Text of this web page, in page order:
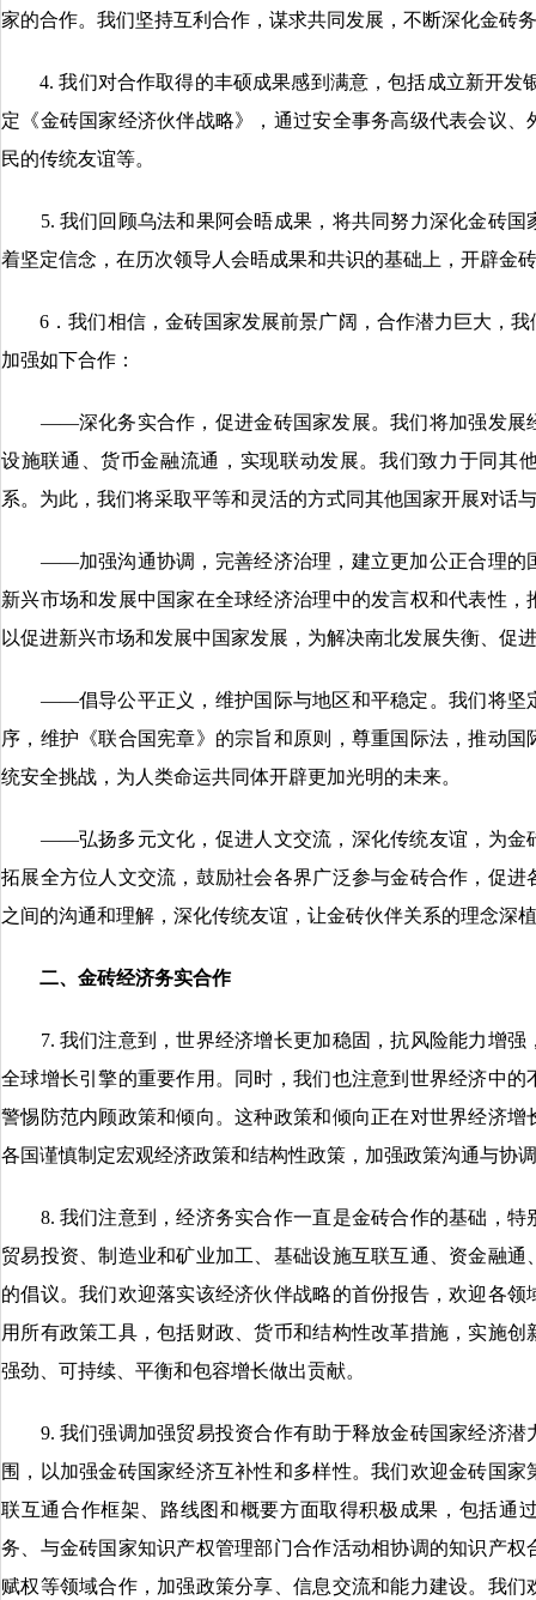
家的合作。我们坚持互利合作，谋求共同发展，不断深化金砖
4. 我们对合作取得的丰硕成果感到满意，包括成立新开发
定《金砖国家经济伙伴战略》，通过安全事务高级代表会议
民的传统友谊等。
5. 我们回顾乌法和果阿会晤成果，将共同努力深化金砖国
着坚定信念，在历次领导人会晤成果和共识的基础上，开辟金
6．我们相信，金砖国家发展前景广阔，合作潜力巨大，我
加强如下合作：
——深化务实合作，促进金砖国家发展。我们将加强发展
设施联通、货币金融流通，实现联动发展。我们致力于同其
系。为此，我们将采取平等和灵活的方式同其他国家开展对话
——加强沟通协调，完善经济治理，建立更加公正合理的
新兴市场和发展中国家在全球经济治理中的发言权和代表性
以促进新兴市场和发展中国家发展，为解决南北发展失衡、促
——倡导公平正义，维护国际与地区和平稳定。我们将坚
序，维护《联合国宪章》的宗旨和原则，尊重国际法，推动
统安全挑战，为人类命运共同体开辟更加光明的未来。
——弘扬多元文化，促进人文交流，深化传统友谊，为金
拓展全方位人文交流，鼓励社会各界广泛参与金砖合作，促
之间的沟通和理解，深化传统友谊，让金砖伙伴关系的理念深
二、金砖经济务实合作
7. 我们注意到，世界经济增长更加稳固，抗风险能力增强
全球增长引擎的重要作用。同时，我们也注意到世界经济中
警惕防范内顾政策和倾向。这种政策和倾向正在对世界经济
各国谨慎制定宏观经济政策和结构性政策，加强政策沟通与协
8. 我们注意到，经济务实合作一直是金砖合作的基础，特
贸易投资、制造业和矿业加工、基础设施互联互通、资金融
的倡议。我们欢迎落实该经济伙伴战略的首份报告，欢迎各
用所有政策工具，包括财政、货币和结构性改革措施，实施
强劲、可持续、平衡和包容增长做出贡献。
9. 我们强调加强贸易投资合作有助于释放金砖国家经济潜
围，以加强金砖国家经济互补性和多样性。我们欢迎金砖国
联互通合作框架、路线图和概要方面取得积极成果，包括通
务、与金砖国家知识产权管理部门合作活动相协调的知识产
赋权等领域合作，加强政策分享、信息交流和能力建设。我